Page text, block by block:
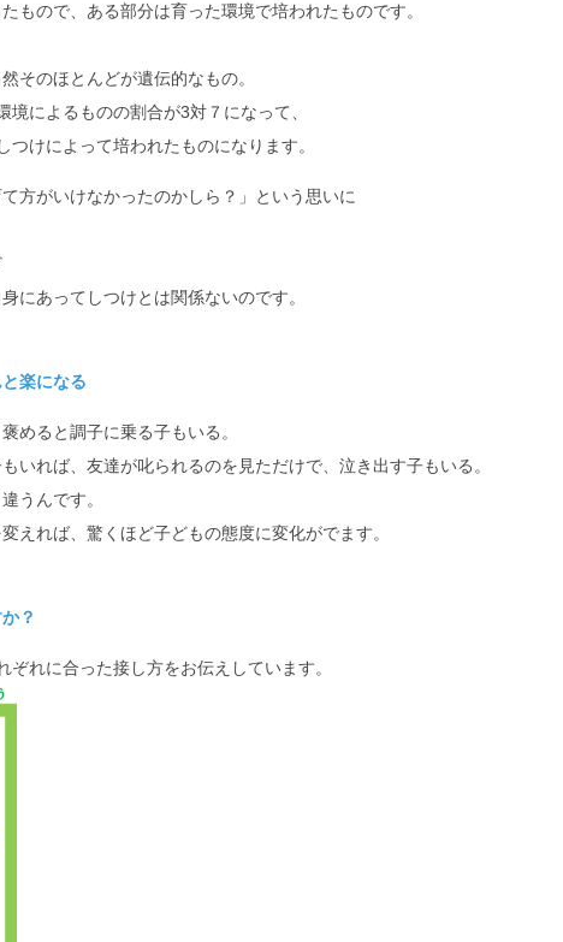
もので、ある部分は育った環境で培われたものです。
そのほとんどが遺伝的なもの。
によるものの割合が3対７になって、
けによって培われたものになります。
方がいけなかったのかしら？」という思いに
にあってしつけとは関係ないのです。
楽になる
めると調子に乗る子もいる。
いれば、友達が叱られるのを見ただけで、泣き出す子もいる。
うんです。
えれば、驚くほど子どもの態度に変化がでます。
？
れに合った接し方をお伝えしています。